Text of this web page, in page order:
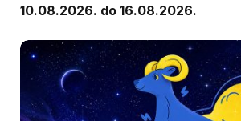
10.08.2026. do 16.08.2026.